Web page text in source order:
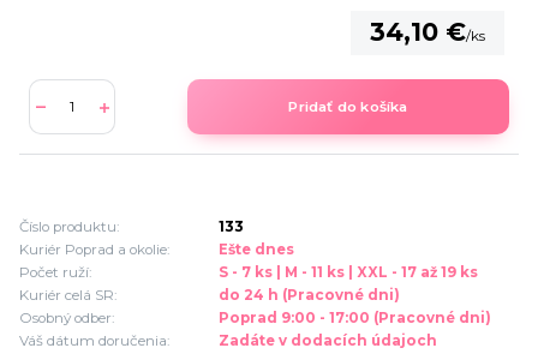
34,10 €/ks
Pridať do košíka
Číslo produktu:
133
Kuriér Poprad a okolie:
Ešte dnes
Počet ruží:
S - 7 ks | M - 11 ks | XXL - 17 až 19 ks
Kuriér celá SR:
do 24 h (Pracovné dni)
Osobný odber:
Poprad 9:00 - 17:00 (Pracovné dni)
Váš dátum doručenia:
Zadáte v dodacích údajoch